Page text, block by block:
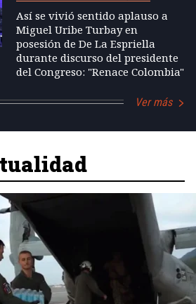
Así se vivió sentido aplauso a
Miguel Uribe Turbay en
posesión de De La Espriella
durante discurso del presidente
del Congreso: "Renace Colombia"
Ver más